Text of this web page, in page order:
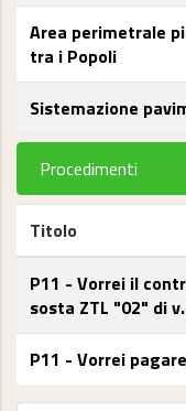
Area perimetrale
tra i Popoli
Sistemazione
Procedimenti
Titolo
P11 - Vorrei il
sosta ZTL "02" di
P11 - Vorrei